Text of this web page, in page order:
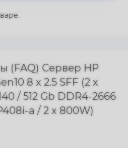
(FAQ) Сервер HP
8 x 2.5 SFF (2 x
/ 512 Gb DDR4-2666
a / 2 x 800W)